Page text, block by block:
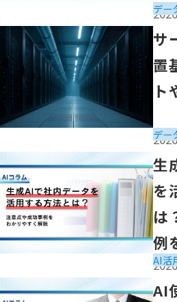
デー
「サーバールームの設置基準とサ
置
ト
デー
「生成AIで社内データを活用す生
を
は
例
説
AI活
「AI使用禁止はなぜ？企業が取AI